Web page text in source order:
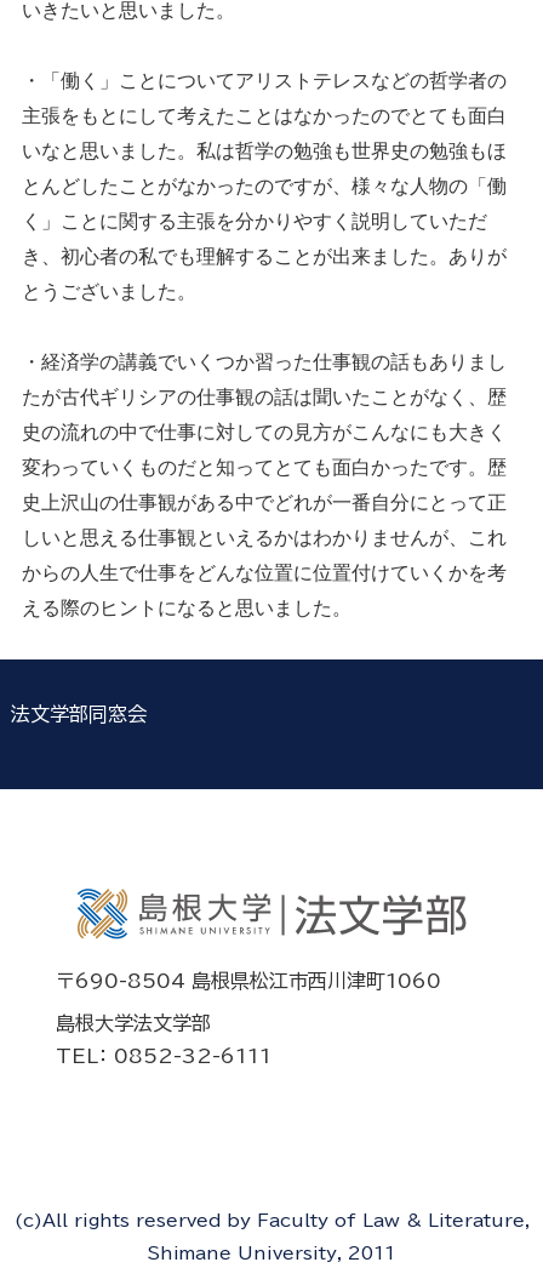
いきたいと思いました。
・「働く」ことについてアリストテレスなどの哲学者の
主張をもとにして考えたことはなかったのでとても面白
いなと思いました。私は哲学の勉強も世界史の勉強もほ
とんどしたことがなかったのですが、様々な人物の「働
く」ことに関する主張を分かりやすく説明していただ
き、初心者の私でも理解することが出来ました。ありが
とうございました。
・経済学の講義でいくつか習った仕事観の話もありまし
たが古代ギリシアの仕事観の話は聞いたことがなく、歴
史の流れの中で仕事に対しての見方がこんなにも大きく
変わっていくものだと知ってとても面白かったです。歴
史上沢山の仕事観がある中でどれが一番自分にとって正
しいと思える仕事観といえるかはわかりませんが、これ
からの人生で仕事をどんな位置に位置付けていくかを考
える際のヒントになると思いました。
法文学部同窓会
〒690-8504 島根県松江市西川津町1060
島根大学法文学部
TEL： 0852-32-6111
(c)All rights reserved by Faculty of Law & Literature,
Shimane University, 2011